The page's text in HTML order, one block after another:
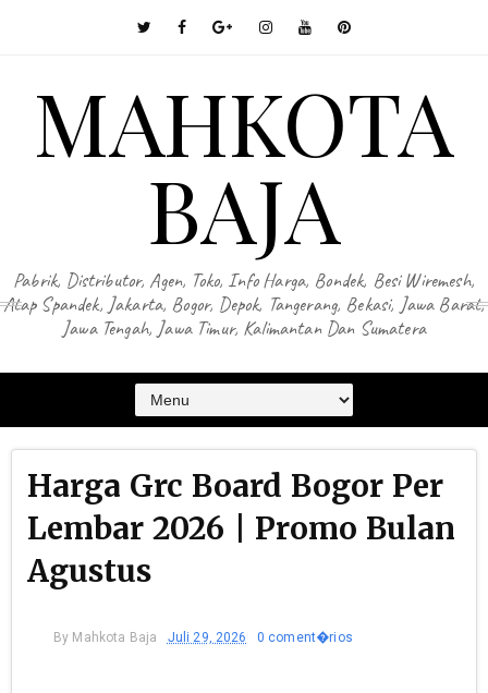
MAHKOTA
BAJA
Pabrik, Distributor, Agen, Toko, Info Harga, Bondek, Besi Wiremesh,
Atap Spandek, Jakarta, Bogor, Depok, Tangerang, Bekasi, Jawa Barat,
Jawa Tengah, Jawa Timur, Kalimantan Dan Sumatera
Harga Grc Board Bogor Per
Lembar 2026 | Promo Bulan
Agustus
By Mahkota Baja Juli 29, 2026 0 coment�rios